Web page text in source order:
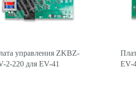
управления ZKBZ-
2-220 для EV-41
EV-